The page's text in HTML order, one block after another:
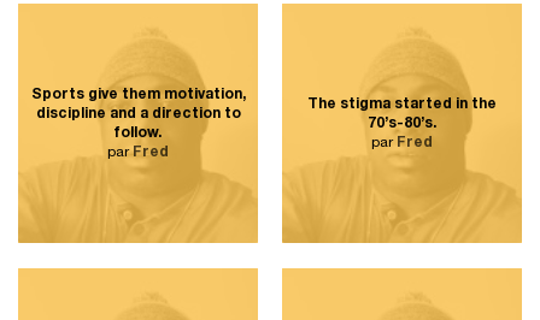
Sports give them motivation,
discipline and a direction to
follow.
parFred
The stigma started in the
70’s-80’s.
par Fred